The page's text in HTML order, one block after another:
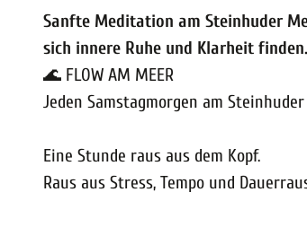
Sanfte Meditation am Steinhuder
sich innere Ruhe und Klarheit finden.
🌊 FLOW AM MEER
Jeden Samstagmorgen am
Eine Stunde raus aus dem Kopf.
Raus aus Stress, Tempo und